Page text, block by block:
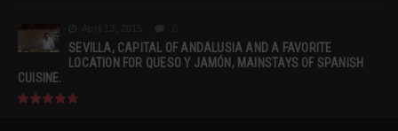
SEVILLA, CAPITAL OF ANDALUSIA AND A FAVORITE
LOCATION FOR QUESO Y JAMÓN, MAINSTAYS OF SPANISH
CUISINE.